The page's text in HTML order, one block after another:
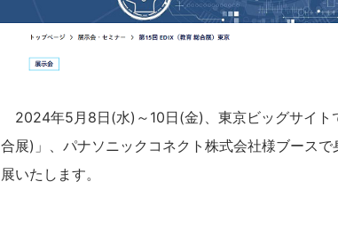
2024年5月8日(水)～10日(金)、東京ビッグサイト
合展)」、パナソニックコネクト株式会社様ブース
展いたします。